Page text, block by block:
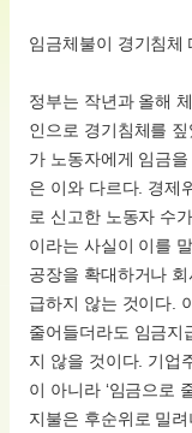
임금체불이 경기침체
정부는 작년과 올해
인으로 경기침체를
가 노동자에게 임금
은 이와 다르다. 경제
로 신고한 노동자 수
이라는 사실이 이를
공장을 확대하거나
급하지 않는 것이다.
줄어들더라도 임금지
지 않을 것이다. 기업
이 아니라 ‘임금으로
지불은 후순위로 밀